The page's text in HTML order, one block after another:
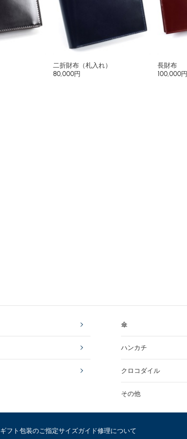
二折財布（札入れ）
80,000円
長財布
100,000円
傘
ハンカチ
クロコダイル
その他
ギフト包装のご指定サイズガイド修理について